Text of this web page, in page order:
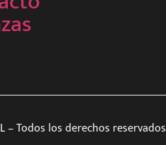
– Todos los derechos reservados